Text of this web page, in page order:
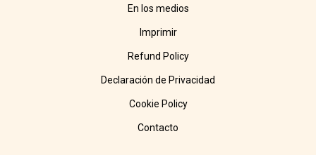
En los medios
Imprimir
Refund Policy
Declaración de Privacidad
Cookie Policy
Contacto